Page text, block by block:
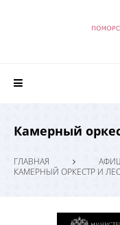
Камерный
ГЛАВНАЯ
КАМЕРНЫЙ ОРКЕСТР И